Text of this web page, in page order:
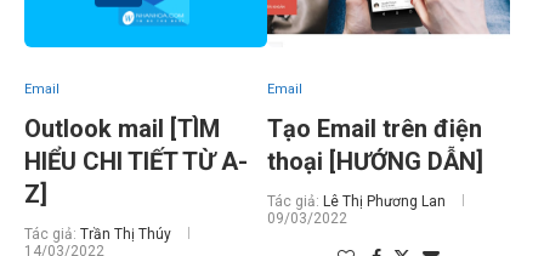
Email
Outlook mail [TÌM
HIỂU CHI TIẾT TỪ A-
Z]
Tác giả: Trần Thị Thúy
14/03/2022
Email
Tạo Email trên điện
thoại [HƯỚNG DẪN]
Tác giả: Lê Thị Phương Lan
09/03/2022